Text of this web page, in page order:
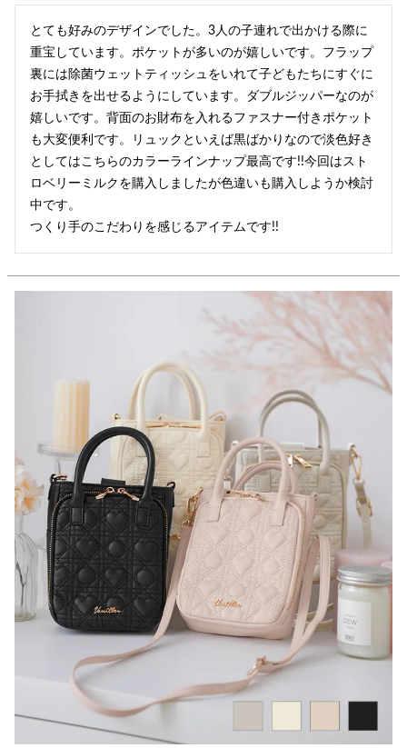
とても好みのデザインでした。3人の子連れで出かける際に
重宝しています。ポケットが多いのが嬉しいです。フラップ
裏には除菌ウェットティッシュをいれて子どもたちにすぐに
お手拭きを出せるようにしています。ダブルジッパーなのが
嬉しいです。背面のお財布を入れるファスナー付きポケット
も大変便利です。リュックといえば黒ばかりなので淡色好き
としてはこちらのカラーラインナップ最高です!!今回はスト
ロベリーミルクを購入しましたが色違いも購入しようか検討
中です。
つくり手のこだわりを感じるアイテムです!!